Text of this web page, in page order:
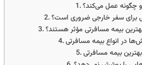
چگونه عمل می‌کند؟
برای سفر خارجی ضروری است؟
بیمه مسافرتی مؤثر هستند؟
در انواع بیمه مسافرتی
بیمه مسافرتی